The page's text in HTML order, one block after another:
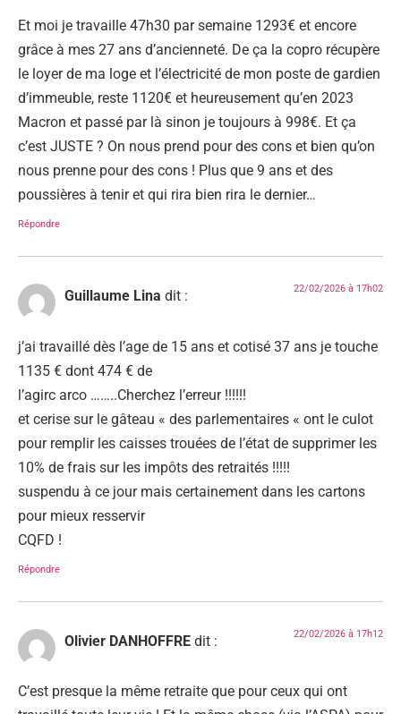
Et moi je travaille 47h30 par semaine 1293€ et encore
grâce à mes 27 ans d’ancienneté. De ça la copro récupère
le loyer de ma loge et l’électricité de mon poste de gardien
d’immeuble, reste 1120€ et heureusement qu’en 2023
Macron et passé par là sinon je toujours à 998€. Et ça
c’est JUSTE ? On nous prend pour des cons et bien qu’on
nous prenne pour des cons ! Plus que 9 ans et des
poussières à tenir et qui rira bien rira le dernier…
Répondre
Guillaume Lina dit : 22/02/2026 à 17h02
j’ai travaillé dès l’age de 15 ans et cotisé 37 ans je touche
1135 € dont 474 € de
l’agirc arco ……..Cherchez l’erreur !!!!!!
et cerise sur le gâteau « des parlementaires « ont le culot
pour remplir les caisses trouées de l’état de supprimer les
10% de frais sur les impôts des retraités !!!!!
suspendu à ce jour mais certainement dans les cartons
pour mieux resservir
CQFD !
Répondre
Olivier DANHOFFRE dit : 22/02/2026 à 17h12
C’est presque la même retraite que pour ceux qui ont